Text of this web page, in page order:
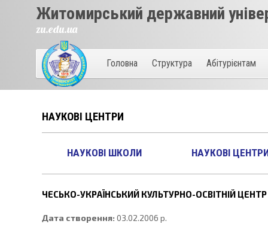
Житомирський державний
zu.edu.ua
Головна Структура Абітурієнтам
НАУКОВІ ЦЕНТРИ
НАУКОВІ ШКОЛИ НАУКОВІ
ЧЕСЬКО-УКРАЇНСЬКИЙ КУЛЬТУРНО-ОСВІТНІЙ
Дата створення: 03.02.2006 р.